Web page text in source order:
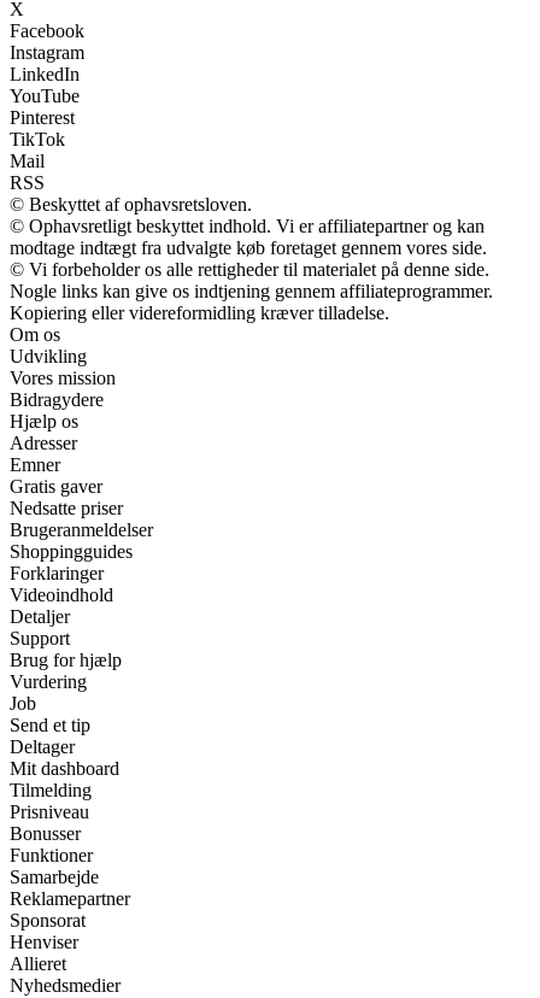
X
Facebook
Instagram
LinkedIn
YouTube
Pinterest
TikTok
Mail
RSS
© Beskyttet af ophavsretsloven.
© Ophavsretligt beskyttet indhold. Vi er affiliatepartner og kan
modtage indtægt fra udvalgte køb foretaget gennem vores side.
© Vi forbeholder os alle rettigheder til materialet på denne side.
Nogle links kan give os indtjening gennem affiliateprogrammer.
Kopiering eller videreformidling kræver tilladelse.
Om os
Udvikling
Vores mission
Bidragydere
Hjælp os
Adresser
Emner
Gratis gaver
Nedsatte priser
Brugeranmeldelser
Shoppingguides
Forklaringer
Videoindhold
Detaljer
Support
Brug for hjælp
Vurdering
Job
Send et tip
Deltager
Mit dashboard
Tilmelding
Prisniveau
Bonusser
Funktioner
Samarbejde
Reklamepartner
Sponsorat
Henviser
Allieret
Nyhedsmedier